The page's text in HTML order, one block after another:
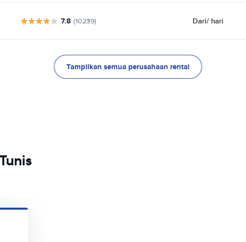
7.8 (10239) Dari/ hari
Tampilkan semua perusahaan rental